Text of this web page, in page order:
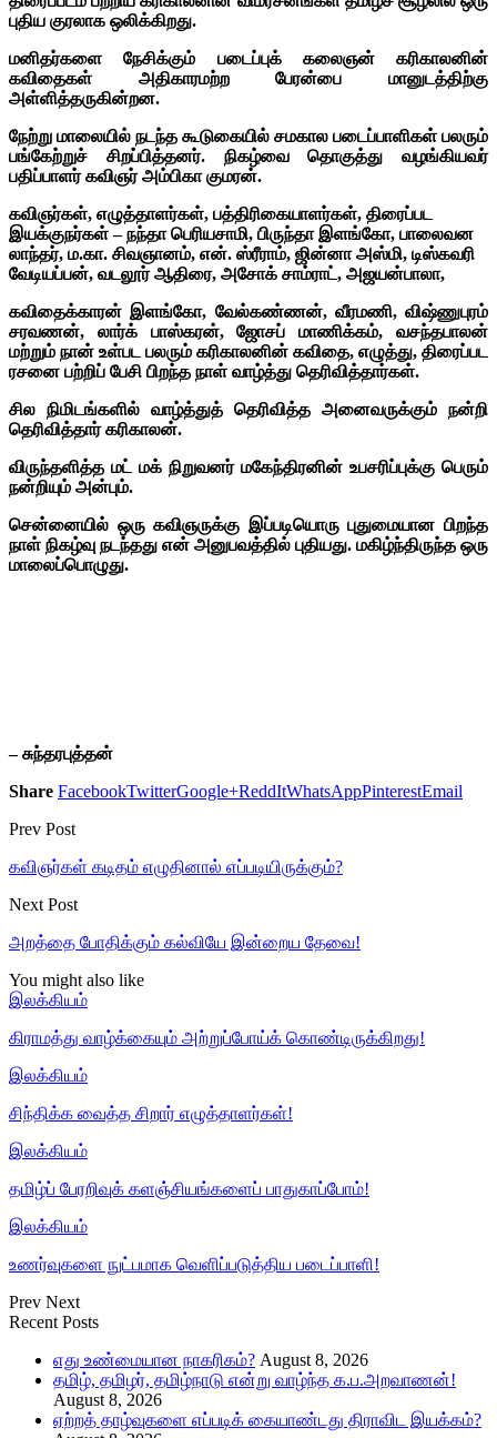
புதிய குரலாக ஒலிக்கிறது.
மனிதர்களை நேசிக்கும் படைப்புக் கலைஞன் கரிகாலனின்
கவிதைகள் அதிகாரமற்ற பேரன்பை மானுடத்திற்கு
அள்ளித்தருகின்றன.
நேற்று மாலையில் நடந்த கூடுகையில் சமகால படைப்பாளிகள் பலரும்
பங்கேற்றுச் சிறப்பித்தனர். நிகழ்வை தொகுத்து வழங்கியவர்
பதிப்பாளர் கவிஞர் அம்பிகா குமரன்.
கவிஞர்கள், எழுத்தாளர்கள், பத்திரிகையாளர்கள், திரைப்பட
இயக்குநர்கள் – நந்தா பெரியசாமி, பிருந்தா இளங்கோ, பாலைவன
லாந்தர், ம.கா. சிவஞானம், என். ஸ்ரீராம், ஜின்னா அஸ்மி, டிஸ்கவரி
வேடியப்பன், வடலூர் ஆதிரை, அசோக் சாம்ராட், அஜயன்பாலா,
கவிதைக்காரன் இளங்கோ, வேல்கண்ணன், வீரமணி, விஷ்ணுபுரம்
சரவணன், லார்க் பாஸ்கரன், ஜோசப் மாணிக்கம், வசந்தபாலன்
மற்றும் நான் உள்பட பலரும் கரிகாலனின் கவிதை, எழுத்து, திரைப்பட
ரசனை பற்றிப் பேசி பிறந்த நாள் வாழ்த்து தெரிவித்தார்கள்.
சில நிமிடங்களில் வாழ்த்துத் தெரிவித்த அனைவருக்கும் நன்றி
தெரிவித்தார் கரிகாலன்.
விருந்தளித்த மட் மக் நிறுவனர் மகேந்திரனின் உபசரிப்புக்கு பெரும்
நன்றியும் அன்பும்.
சென்னையில் ஒரு கவிஞருக்கு இப்படியொரு புதுமையான பிறந்த
நாள் நிகழ்வு நடந்தது என் அனுபவத்தில் புதியது. மகிழ்ந்திருந்த ஒரு
மாலைப்பொழுது.
– சுந்தரபுத்தன்
Share FacebookTwitterGoogle+ReddItWhatsAppPinterestEmail
Prev Post
கவிஞர்கள் கடிதம் எழுதினால் எப்படியிருக்கும்?
Next Post
அறத்தை போதிக்கும் கல்வியே இன்றைய தேவை!
You might also like
இலக்கியம்
கிராமத்து வாழ்க்கையும் அற்றுப்போய்க் கொண்டிருக்கிறது!
இலக்கியம்
சிந்திக்க வைத்த சிறார் எழுத்தாளர்கள்!
இலக்கியம்
தமிழ்ப் பேரறிவுக் களஞ்சியங்களைப் பாதுகாப்போம்!
இலக்கியம்
உணர்வுகளை நுட்பமாக வெளிப்படுத்திய படைப்பாளி!
Prev Next
Recent Posts
எது உண்மையான நாகரிகம்? August 8, 2026
தமிழ், தமிழர், தமிழ்நாடு என்று வாழ்ந்த க.ப.அறவாணன்!
August 8, 2026
ஏற்றத் தாழ்வுகளை எப்படிக் கையாண்டது திராவிட இயக்கம்?